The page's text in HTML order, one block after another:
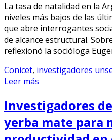
La tasa de natalidad en la
niveles más bajos de las
que abre interrogantes
de alcance estructural.
reflexionó la socióloga
Conicet, investigadores
Leer más
Investigadores
yerba mate para